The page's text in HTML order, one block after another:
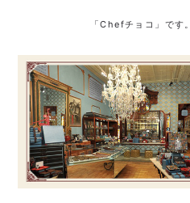
「Chefチョコ」です。